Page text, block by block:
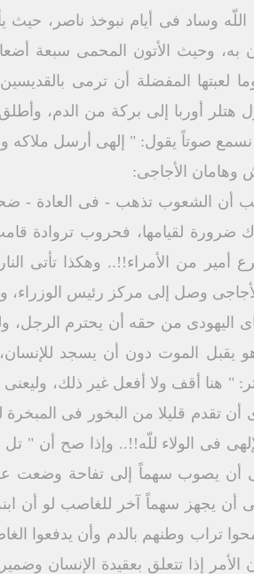
وساد فى أيام نبوخذ ناصر، حيث
به، وحيث الأتون المحمى سبعة
لعبتها المفضلة أن ترمى
هتلر أوربا إلى بركة من الدم،
صوتاً يقول: " إلهى أرسل ملاكه وسد
وهامان الأجاجى:
أن الشعوب تذهب - فى العادة -
ضرورة لقيامها، فحروب تروادة
أمير من الأمراء!!.. وهكذا تأتى
وصل إلى مركز رئيس الوزراء،
اليهودى من حقه أن يحترم الرجل،
يقبل الموت دون أن يسجد
" هنا أقف ولا أفعل غير ذلك،
تقدم قليلا من البخور فى المبخرة
فى الولاء للّه!!.. وإذا صح أن "
أن يصوب سهماً إلى تفاحة وضعت
أن يجهز سهماً آخر للغاصب لو أن
تراب وطنهم بالدم وأن يدفعوا
الأمر إذا تتعلق بعقيدة الإنسان